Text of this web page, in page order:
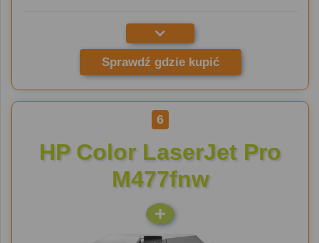
Sprawdź gdzie kupić
6
HP Color LaserJet Pro
M477fnw